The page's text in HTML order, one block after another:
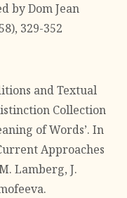
by Dom Jean
329-352
and Textual
Collection
of Words’. In
Approaches
Lamberg, J.